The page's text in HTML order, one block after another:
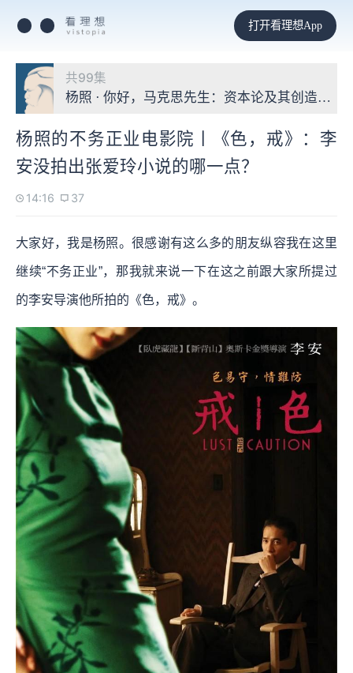
打开看理想App
共99集
杨照 · 你好，马克思先生：资本论及其创造的世
杨照的不务正业电影院丨《色，戒》：李
安没拍出张爱玲小说的哪一点？
14:16 37
大家好，我是杨照。很感谢有这么多的朋友纵容我在这里
继续“不务正业”，那我就来说一下在这之前跟大家所提过
的李安导演他所拍的《色，戒》。